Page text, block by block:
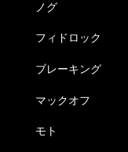
ノグ
フィドロック
ブレーキング
マックオフ
モト